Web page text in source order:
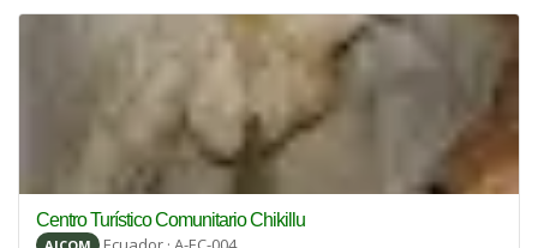
Centro Turístico Comunitario Chikillu